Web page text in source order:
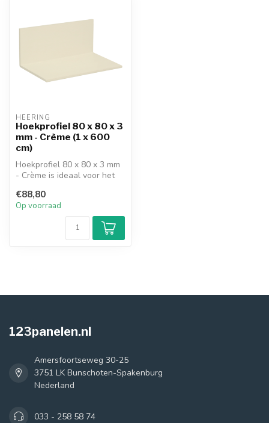
HEERING
Hoekprofiel 80 x 80 x 3
mm - Crème (1 x 600
cm)
Hoekprofiel 80 x 80 x 3 mm
- Crème is ideaal voor het
€88,80
Op voorraad
123panelen.nl
Amersfoortseweg 30-25
3751 LK Bunschoten-Spakenburg
Nederland
033 - 258 58 74